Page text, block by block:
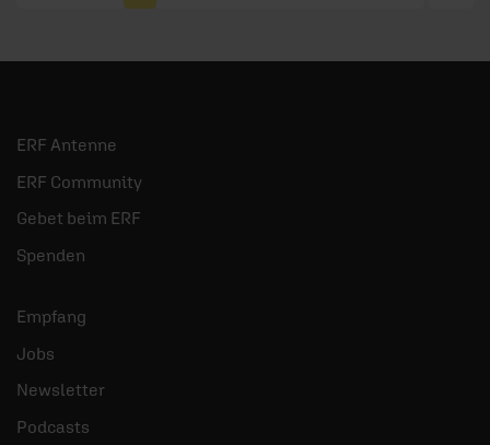
ERF Antenne
ERF Community
Gebet beim ERF
Spenden
Empfang
Jobs
Newsletter
Podcasts